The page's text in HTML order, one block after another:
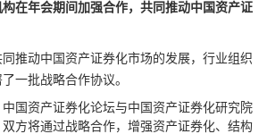
在年会期间加强合作，共同推动中国资产证
推动中国资产证券化市场的发展，行业组织
一批战略合作协议。
国资产证券化论坛与中国资产证券化研究院
方将通过战略合作，增强资产证券化、结构